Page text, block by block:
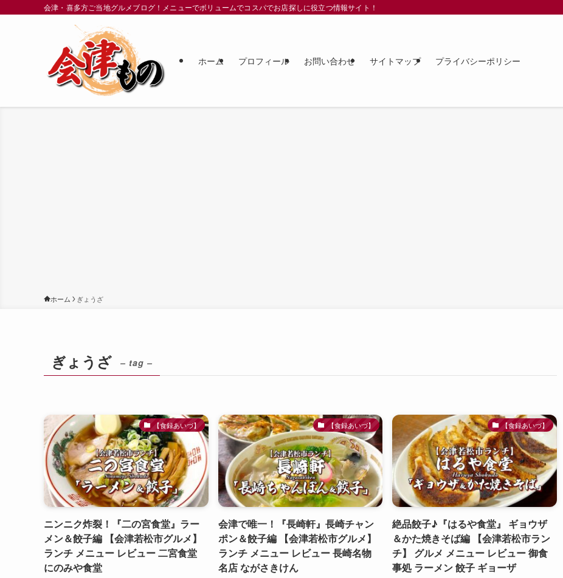
会津・喜多方ご当地グルメブログ！メニューでボリュームでコスパでお店探しに役立つ情報サイト！
ホーム プロフィール お問い合わせ サイトマップ プライバシーポリシー
ホーム ぎょうざ
ぎょうざ – tag –
【食録あいづ】
ニンニク炸裂！『二の宮食堂』ラー
メン＆餃子編 【会津若松市グルメ】
ランチ メニュー レビュー 二宮食堂
にのみや食堂
【食録あいづ】
会津で唯一！『長崎軒』長崎チャン
ポン＆餃子編 【会津若松市グルメ】
ランチ メニュー レビュー 長崎名物
名店 ながさきけん
【食録あいづ】
絶品餃子♪『はるや食堂』 ギョウザ
＆かた焼きそば編 【会津若松市ラン
チ】 グルメ メニュー レビュー 御食
事処 ラーメン 餃子 ギョーザ